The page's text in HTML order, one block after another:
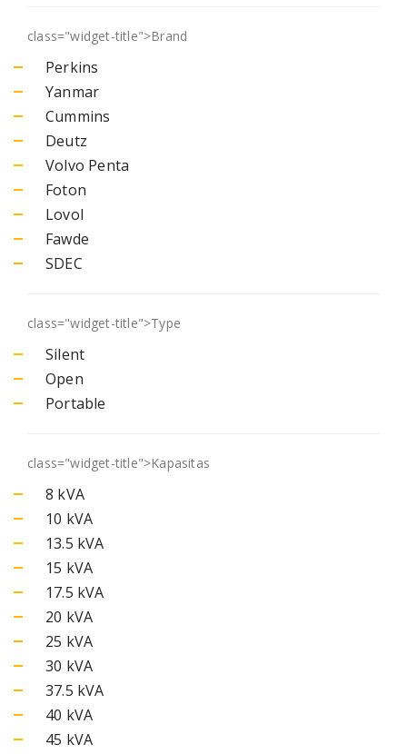
class="widget-title">Brand
Perkins
Yanmar
Cummins
Deutz
Volvo Penta
Foton
Lovol
Fawde
SDEC
class="widget-title">Type
Silent
Open
Portable
class="widget-title">Kapasitas
8 kVA
10 kVA
13.5 kVA
15 kVA
17.5 kVA
20 kVA
25 kVA
30 kVA
37.5 kVA
40 kVA
45 kVA